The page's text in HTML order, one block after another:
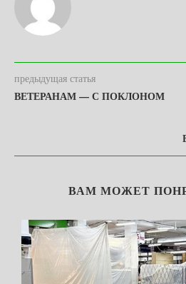
предыдущая статья
ВЕТЕРАНАМ — С ПОКЛОНОМ
ВАМ МОЖЕТ